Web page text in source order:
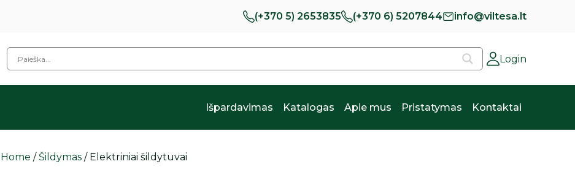
(+370 5) 2653835 (+370 6) 5207844 info@viltesa.lt
Login
Išpardavimas Katalogas Apie mus Pristatymas Kontaktai
Home / Šildymas/ Elektriniai šildytuvai